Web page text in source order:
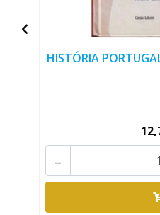
HISTÓRIA
-